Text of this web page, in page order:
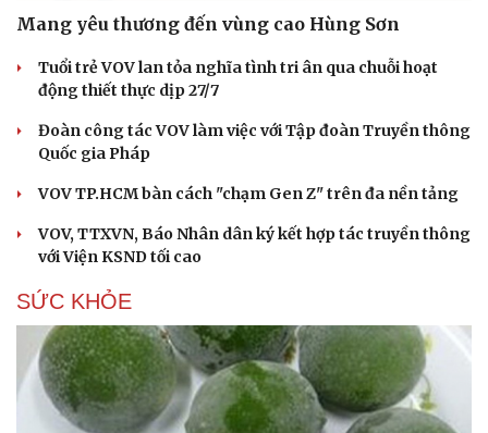
Mang yêu thương đến vùng cao Hùng Sơn
Tuổi trẻ VOV lan tỏa nghĩa tình tri ân qua chuỗi hoạt
động thiết thực dịp 27/7
Đoàn công tác VOV làm việc với Tập đoàn Truyền thông
Quốc gia Pháp
VOV TP.HCM bàn cách "chạm Gen Z" trên đa nền tảng
VOV, TTXVN, Báo Nhân dân ký kết hợp tác truyền thông
với Viện KSND tối cao
SỨC KHỎE